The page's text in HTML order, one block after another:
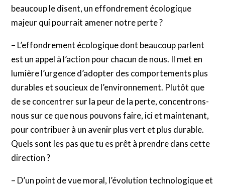
beaucoup le disent, un effondrement écologique
majeur qui pourrait amener notre perte ?
– L’effondrement écologique dont beaucoup parlent
est un appel à l’action pour chacun de nous. Il met en
lumière l’urgence d’adopter des comportements plus
durables et soucieux de l’environnement. Plutôt que
de se concentrer sur la peur de la perte, concentrons-
nous sur ce que nous pouvons faire, ici et maintenant,
pour contribuer à un avenir plus vert et plus durable.
Quels sont les pas que tu es prêt à prendre dans cette
direction ?
– D’un point de vue moral, l’évolution technologique et